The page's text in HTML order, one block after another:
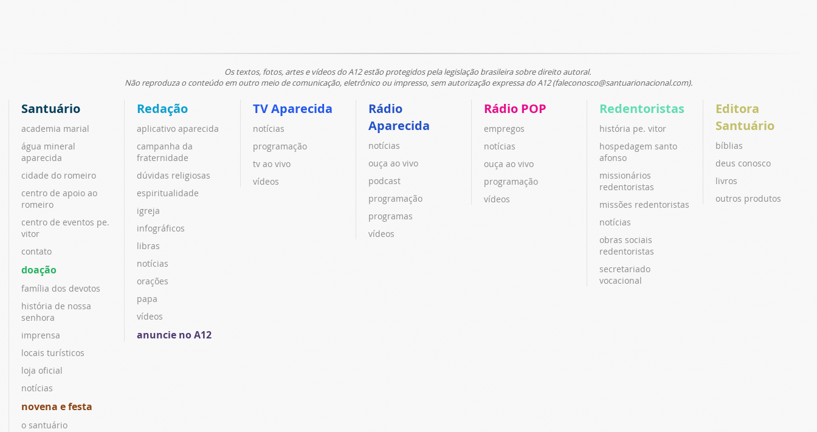
Os textos, fotos, artes e vídeos do A12 estão protegidos pela legislação brasileira sobre direito autoral.
Não reproduza o conteúdo em outro meio de comunicação, eletrônico ou impresso, sem autorização expressa do A12 (faleconosco@santuarionacional.com).
Santuário
academia marial
água mineral
aparecida
cidade do romeiro
centro de apoio ao
romeiro
centro de eventos pe.
vitor
contato
doação
família dos devotos
história de nossa
senhora
imprensa
locais turísticos
loja oficial
notícias
novena e festa
o santuário
Redação
aplicativo aparecida
campanha da
fraternidade
dúvidas religiosas
espiritualidade
igreja
infográficos
libras
notícias
orações
papa
vídeos
anuncie no A12
TV Aparecida
notícias
programação
tv ao vivo
vídeos
Rádio
Aparecida
notícias
ouça ao vivo
podcast
programação
programas
vídeos
Rádio POP
empregos
notícias
ouça ao vivo
programação
vídeos
Redentoristas
história pe. vitor
hospedagem santo
afonso
missionários
redentoristas
missões redentoristas
notícias
obras sociais
redentoristas
secretariado
vocacional
Editora
Santuário
bíblias
deus conosco
livros
outros produtos